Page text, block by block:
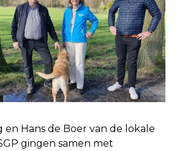
en Hans de Boer van de lokale
gingen samen met